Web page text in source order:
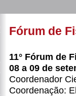
Fórum de
11° Fórum de
08 a 09 de
Coordenador
Coordenação: